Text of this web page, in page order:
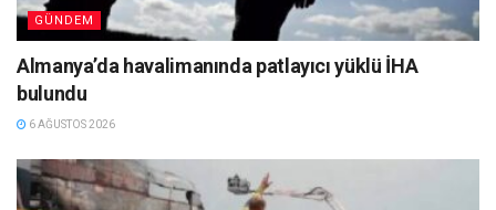
GÜNDEM
Almanya’da havalimanında patlayıcı yüklü İHA
bulundu
6 AĞUSTOS 2026